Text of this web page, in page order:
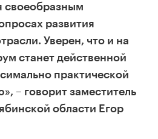
своеобразным
развития
Уверен, что и на
станет действенной
практической
– говорит заместитель
области Егор